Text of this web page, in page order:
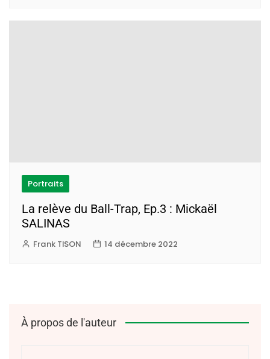
Portraits
La relève du Ball-Trap, Ep.3 : Mickaël
SALINAS
Frank TISON 14 décembre 2022
À propos de l'auteur